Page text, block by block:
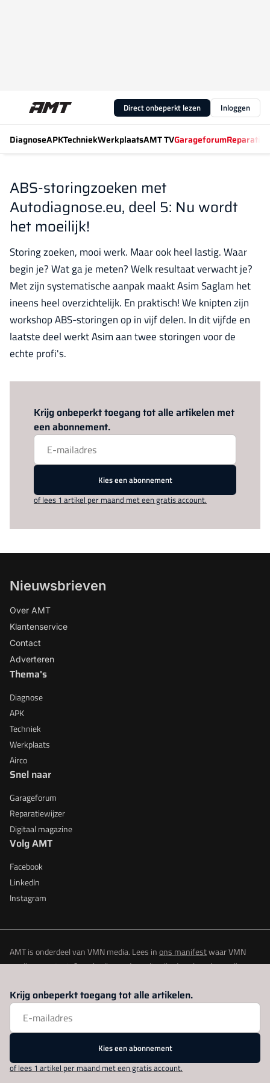
Direct onbeperkt lezen Inloggen
DiagnoseAPKTechniekWerkplaatsAMT TVGarageforum
ABS-storingzoeken met
Autodiagnose.eu, deel 5: Nu wordt
het moeilijk!
Storing zoeken, mooi werk. Maar ook heel lastig. Waar
begin je? Wat ga je meten? Welk resultaat verwacht je?
Met zijn systematische aanpak maakt Asim Saglam het
ineens heel overzichtelijk. En praktisch! We knipten zijn
workshop ABS-storingen op in vijf delen. In dit vijfde en
laatste deel werkt Asim aan twee storingen voor de
echte profi's.
Krijg onbeperkt toegang tot alle artikelen met
een abonnement.
Kies een abonnement
of lees 1 artikel per maand met een gratis account.
Nieuwsbrieven
Over AMT
Klantenservice
Contact
Adverteren
Thema's
Diagnose
APK
Techniek
Werkplaats
Airco
Snel naar
Garageforum
Reparatiewijzer
Digitaal magazine
Volg AMT
Facebook
LinkedIn
Instagram
AMT is onderdeel van VMN media. Lees inons manifestwaar VMN
media voor staat. Op gebruik van deze site zijn de volgende regelingen
Privacy instellingen
Krijg onbeperkt toegang tot alle artikelen.
Kies een abonnement
of lees 1 artikel per maand met een gratis account.